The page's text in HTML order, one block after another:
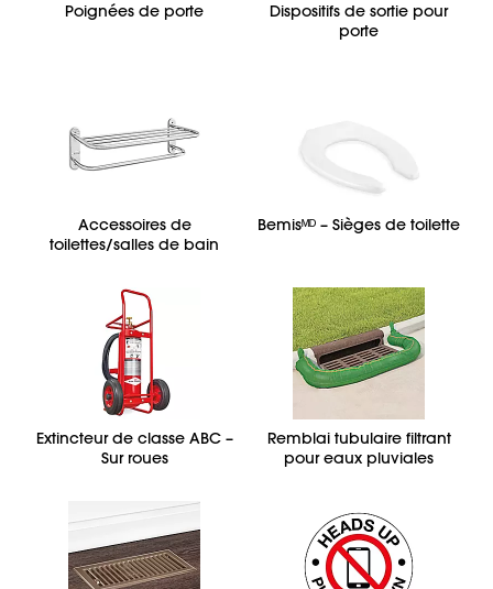
Poignées de porte
Dispositifs de sortie pour
porte
Accessoires de
toilettes/salles de bain
Bemisᴹᴰ – Sièges de toilette
Extincteur de classe ABC –
Sur roues
Remblai tubulaire filtrant
pour eaux pluviales